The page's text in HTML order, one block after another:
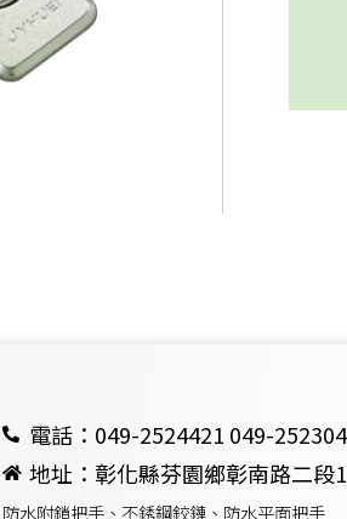
電話：049-2524421 049-
地址：彰化縣芬園鄉彰南路二段
防水附鎖把手、不銹鋼鉸鏈、防水平面把手